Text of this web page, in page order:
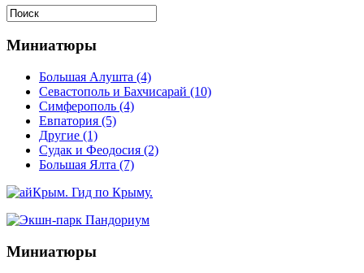
Миниатюры
Большая Алушта (4)
Севастополь и Бахчисарай (10)
Симферополь (4)
Евпатория (5)
Другие (1)
Судак и Феодосия (2)
Большая Ялта (7)
Миниатюры